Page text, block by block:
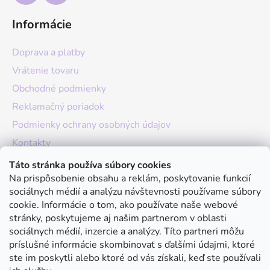
Táto stránka používa súbory cookies
Na prispôsobenie obsahu a reklám, poskytovanie funkcií
sociálnych médií a analýzu návštevnosti používame súbory
cookie. Informácie o tom, ako používate naše webové
stránky, poskytujeme aj našim partnerom v oblasti
sociálnych médií, inzercie a analýzy. Títo partneri môžu
príslušné informácie skombinovať s ďalšími údajmi, ktoré
ste im poskytli alebo ktoré od vás získali, keď ste používali
Informácie
Doprava a platby
Vrátenie tovaru
Obchodné podmienky
Reklamačný poriadok
Podmienky ochrany osobných údajov
Kontakty
O nás
Hodnotenie obchodu
Moja objednávka
Instagram